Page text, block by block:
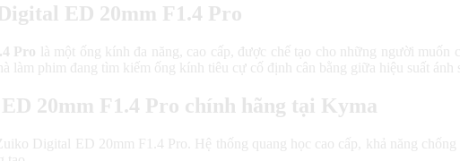
ED 20mm F1.4 Pro
Pro là một ống kính đa năng, cao cấp, được chế tạo cho những người
phim đang tìm kiếm ống kính tiêu cự cố định cân bằng giữa hiệu suất ánh
20mm F1.4 Pro chính hãng tại Kyma
Digital ED 20mm F1.4 Pro. Hệ thống quang học cao cấp, khả năng